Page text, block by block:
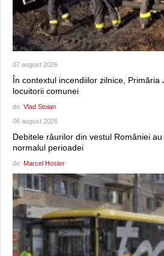
07 august 2026
În contextul incendiilor zilnice, Primăria
locuitorii comunei
de: Vlad Stoian
06 august 2026
Debitele râurilor din vestul României
normalul perioadei
de: Marcel Hoster